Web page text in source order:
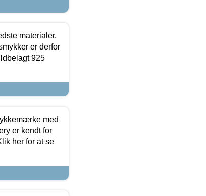
materialer,
er derfor
925
med
er kendt for
her for at se